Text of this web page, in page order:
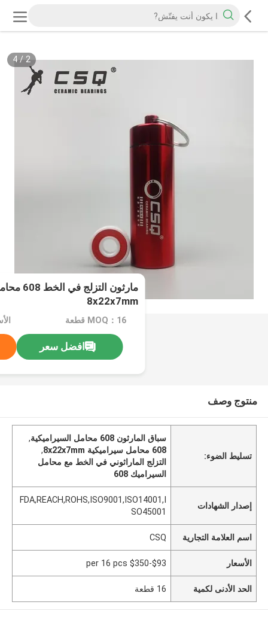
2
/
4
مارثون
8x22x7mm
MOQ：16 قطعة
افضل سعر
منتوج وصف
تسليط الضوء:
سباق المارثون 608 محامل السيراميكية
,
608 محامل سيراميكية 8x22x7mm
,
التزلج الماراثوني في الخط مع محامل
السيراميك 608
إصدار الشهادات
FDA,REACH,ROHS,ISO9001,ISO14001,I
SO45001
اسم العلامة التجارية CSQ
الأسعار $93-$350 per 16 pcs
الحد الأدنى لكمية 16 قطعة